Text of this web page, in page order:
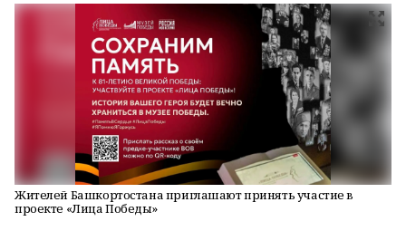
Жителей Башкортостана приглашают принять участие в
проекте «Лица Победы»